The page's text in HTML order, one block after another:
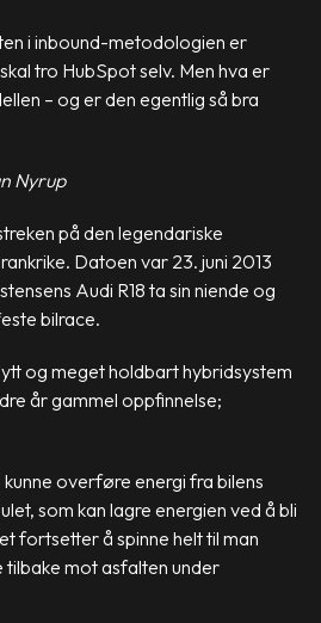
i inbound-metodologien er
tro HubSpot selv. Men hva er
– og er den egentlig så bra
Nyrup
på den legendariske
Datoen var 23. juni 2013
Audi R18 ta sin niende og
bilrace.
og meget holdbart hybridsystem
år gammel oppfinnelse;
overføre energi fra bilens
som kan lagre energien ved å bli
fortsetter å spinne helt til man
mot asfalten under